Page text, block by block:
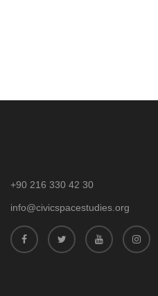
+90 216 330 42 30
info@civicspacestudies.org